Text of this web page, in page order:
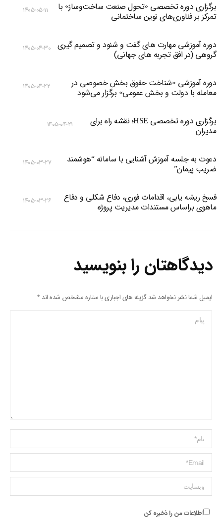
برگزاری دوره تخصصی «تحول صنعت ساخت‌وساز» با
تمرکز بر فناوری‌های نوین ساختمانی
۱۴۰۵-۰۵-۱۱
دوره آموزشی مهارت های گفت و شنود و تصمیم گیری
گروهی (در افق تجربه های جهانی)
۱۴۰۵-۰۴-۳۰
دوره آموزشی «شناخت حقوق بخش خصوصی در
معامله با دولت و بخش عمومی» برگزار می‌شود
۱۴۰۵-۰۴-۲۲
برگزاری دوره تخصصی HSE؛ نقشه راه برای
مدیران
۱۴۰۵-۰۴-۲۱
دعوت به جلسه آموزش آشنایی با سامانه “هوشمند
ضریب پیمان”
۱۴۰۵-۰۳-۲۷
فسخ ریشه یابی، اقدامات فوری، دفاع شکلی و دفاع
ماهوی براساس مستندات مدیریت پروژه
۱۴۰۵-۰۳-۲۶
دیدگاهتان را بنویسید
ایمیل شما نشر نخواهد شد گزینه های اجباری با ستاره مشخص شده اند*
پیام
Name *
ایمیل *
وبسایت
اطلاعات من را ذخیره کن